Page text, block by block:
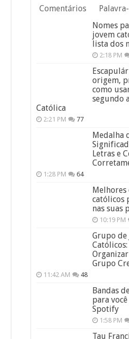
Comentários
Nomes
jovem
lista dos
2:18 PM
origem,
como
segundo
Católica
2:21 PM 77
Medalha
Letras e
1:28 PM 64
Melhores
católicos
nas suas
10:19 PM
Grupo de
Grupo
11:42 AM 48
Bandas
para
Spotify
1:58 PM
Tau